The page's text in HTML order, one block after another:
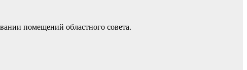
помещений областного совета.